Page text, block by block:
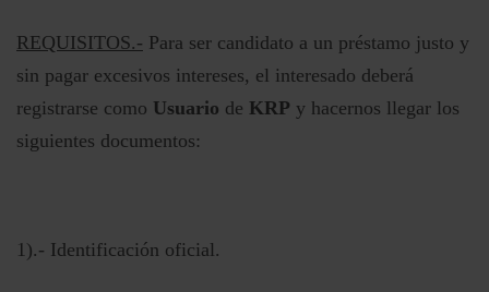
REQUISITOS.- Para ser candidato a un préstamo justo y
sin pagar excesivos intereses, el interesado deberá
registrarse como Usuario de KRP y hacernos llegar los
siguientes documentos:
1).- Identificación oficial.